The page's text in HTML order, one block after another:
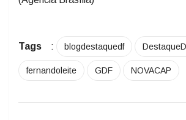
Tags : blogdestaquedf
fernandoleite GDF NOVACAP